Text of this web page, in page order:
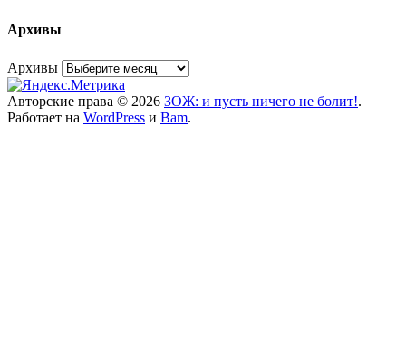
Архивы
Архивы
Авторские права © 2026 ЗОЖ: и пусть ничего не болит!.
Работает на WordPress и Bam.